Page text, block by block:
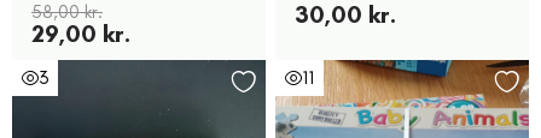
58,00 kr.
29,00 kr.
30,00 kr.
3 11